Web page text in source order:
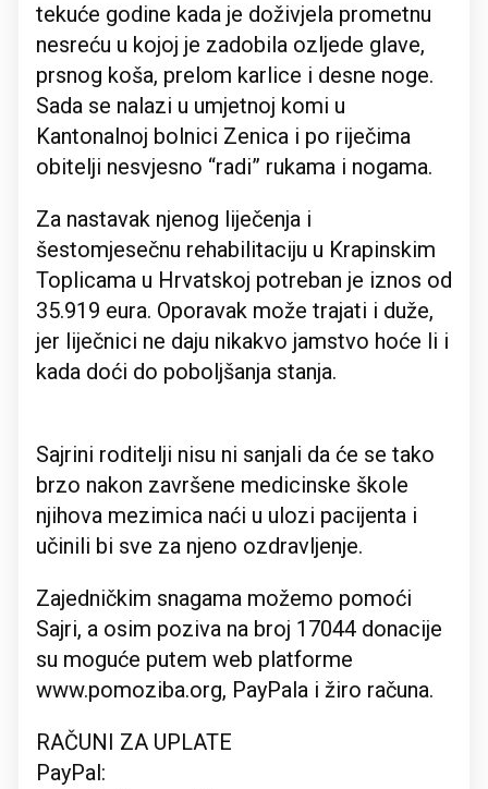
tekuće godine kada je doživjela prometnu
nesreću u kojoj je zadobila ozljede glave,
prsnog koša, prelom karlice i desne noge.
Sada se nalazi u umjetnoj komi u
Kantonalnoj bolnici Zenica i po riječima
obitelji nesvjesno “radi” rukama i nogama.
Za nastavak njenog liječenja i
šestomjesečnu rehabilitaciju u Krapinskim
Toplicama u Hrvatskoj potreban je iznos od
35.919 eura. Oporavak može trajati i duže,
jer liječnici ne daju nikakvo jamstvo hoće li i
kada doći do poboljšanja stanja.
Sajrini roditelji nisu ni sanjali da će se tako
brzo nakon završene medicinske škole
njihova mezimica naći u ulozi pacijenta i
učinili bi sve za njeno ozdravljenje.
Zajedničkim snagama možemo pomoći
Sajri, a osim poziva na broj 17044 donacije
su moguće putem web platforme
www.pomoziba.org, PayPala i žiro računa.
RAČUNI ZA UPLATE
PayPal: